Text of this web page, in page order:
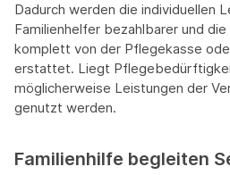
Dadurch werden die individuellen
Familienhelfer bezahlbarer und
komplett von der Pflegekasse
erstattet. Liegt
möglicherweise Leistungen der
genutzt werden.
Familienhilfe begleiten